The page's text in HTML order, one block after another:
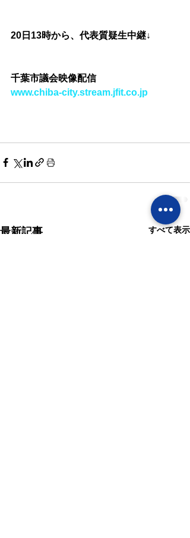
20日13時から、代表質疑生中継↓
千葉市議会映像配信
www.chiba-city.stream.jfit.co.jp
最新記事 すべて表示